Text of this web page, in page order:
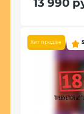
Хит продаж 5